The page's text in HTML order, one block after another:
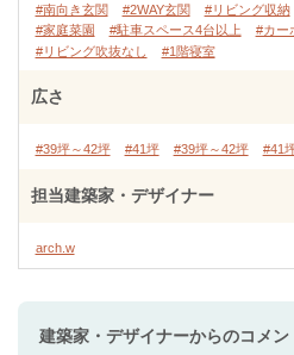
#南向き玄関
#2WAY玄関 #リビング収納
#家庭菜園
#駐車スペース4台以上 #カー
#リビング吹抜なし
#1階寝室
広さ
#39坪～42坪 #41坪 #39坪～42坪 #41
担当建築家・デザイナー
arch.w
建築家・デザイナーからのコメン